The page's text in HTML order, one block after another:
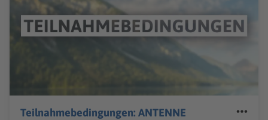
Teilnahmebedingungen: ANTENNE